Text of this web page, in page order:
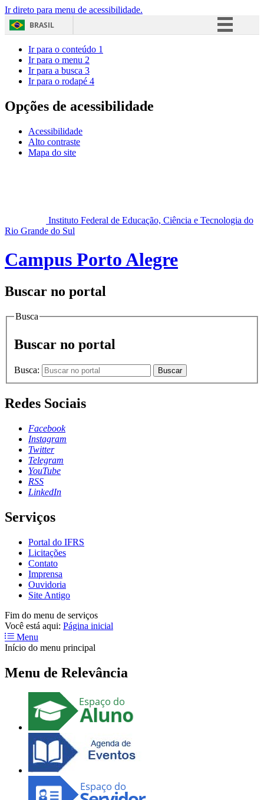
Ir direto para menu de acessibilidade.
BRASIL
Acesso à informação
Ir para o conteúdo 1
Ir para o menu 2
Ir para a busca 3
Ir para o rodapé 4
Opções de acessibilidade
Acessibilidade
Alto contraste
Mapa do site
Instituto Federal de Educação, Ciência e Tecnologia do
Rio Grande do Sul
Campus Porto Alegre
Buscar no portal
Busca
Buscar no portal
Busca: Buscar
Redes Sociais
Facebook
Instagram
Twitter
Telegram
YouTube
RSS
LinkedIn
Serviços
Portal do IFRS
Licitações
Contato
Imprensa
Ouvidoria
Site Antigo
Fim do menu de serviços
Você está aqui: Página inicial
Menu
Início do menu principal
Menu de Relevância